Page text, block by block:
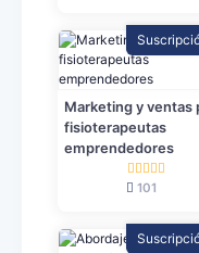
Marketing y ventas
fisioterapeutas
emprendedores
101